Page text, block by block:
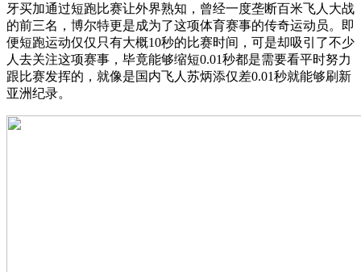
牙买加通过短跑比赛让外界熟知，曾经一度垄断百米飞人大战
的前三名，博尔特更是成为了这项体育赛事的传奇运动员。即
便短跑运动仅仅只有大概10秒的比赛时间，可是却吸引了不少
人去关注这项赛事，毕竟能够缩短0.01秒都是需要看平时努力
跟比赛发挥的，就像是国内飞人苏炳添仅差0.01秒就能够刷新
亚洲纪录。